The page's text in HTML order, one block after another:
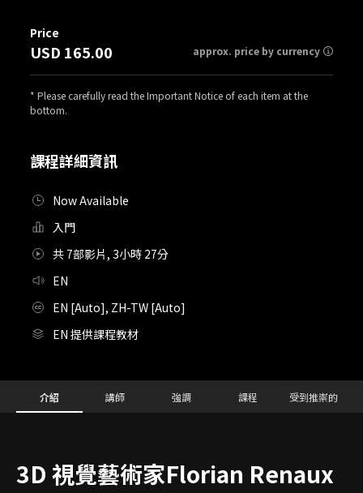
課程詳細資訊
Now Available
入門
共 7部影片, 3小時 27分
EN
EN [Auto], ZH-TW [Auto]
EN 提供課程教材
Price
USD 165.00 approx. price by currency
* Please carefully read the Important Notice of each item at the
bottom.
Details
Configuration Information Shortcuts
介紹 講師 強調 課程 受到推崇的
3D 視覺藝術家Florian Renaux